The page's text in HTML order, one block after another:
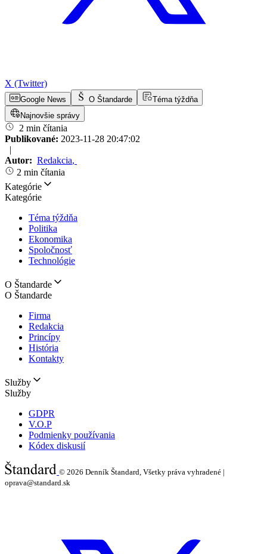
X (Twitter)
Google News O Štandarde
Téma týždňa
Najnovšie správy
2 min čítania
Publikované: 2023-11-28 20:47:02
|
Autor: Redakcia,
2 min čítania
Kategórie
Kategórie
Téma týždňa
Politika
Ekonomika
Spoločnosť
Technológie
O Štandarde
O Štandarde
Firma
Redakcia
Princípy
História
Kontakty
Služby
Služby
GDPR
V.O.P
Podmienky používania
Kódex diskusií
© 2026 Denník Štandard, Všetky práva vyhradené |
oprava@standard.sk